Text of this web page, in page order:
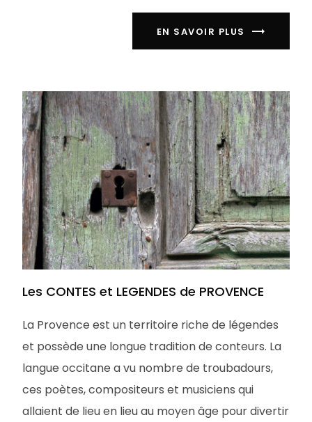
EN SAVOIR PLUS
Les CONTES et LEGENDES de PROVENCE
La Provence est un territoire riche de légendes
et possède une longue tradition de conteurs. La
langue occitane a vu nombre de troubadours,
ces poètes, compositeurs et musiciens qui
allaient de lieu en lieu au moyen âge pour divertir